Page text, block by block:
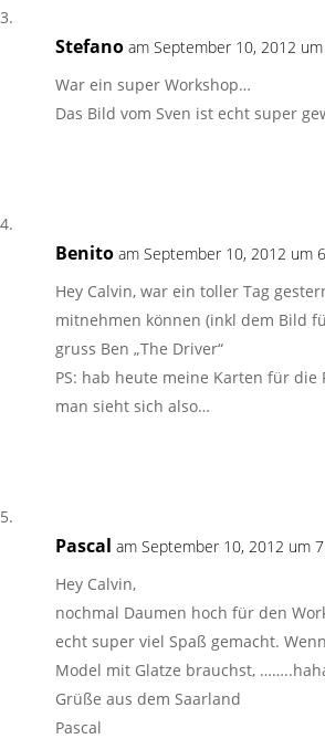
Stefano am September 10, 2012
War ein super Workshop…
Das Bild vom Sven ist echt super
Benito am September 10, 2012 um
Hey Calvin, war ein toller Tag
mitnehmen können (inkl dem Bild
gruss Ben „The Driver“
PS: hab heute meine Karten für die
man sieht sich also…
Pascal am September 10, 2012 um
Hey Calvin,
nochmal Daumen hoch für den
echt super viel Spaß gemacht.
Model mit Glatze brauchst,
Grüße aus dem Saarland
Pascal